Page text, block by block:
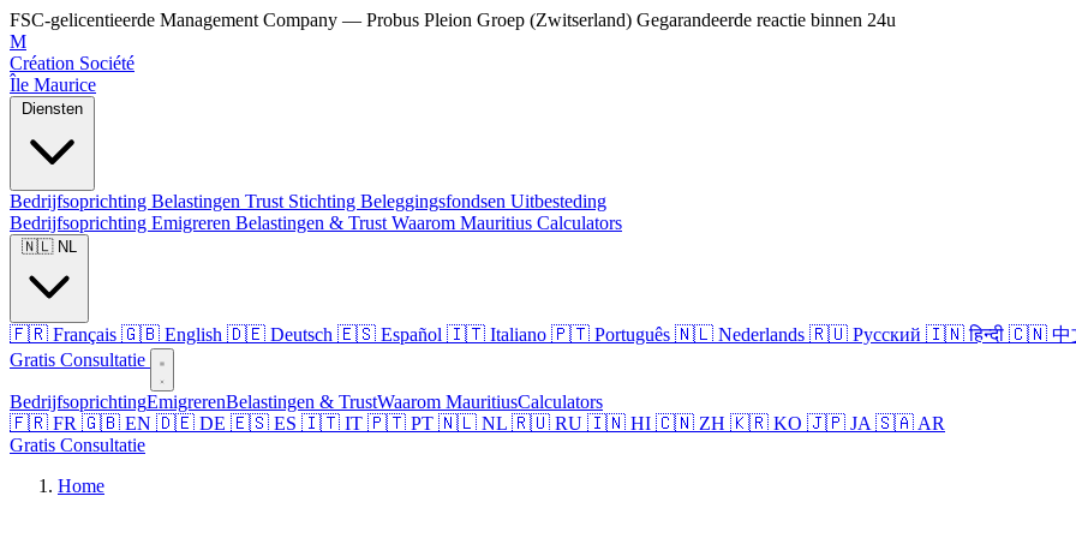
FSC-gelicentieerde Management Company — Probus Pleion Groep (Zwitserland) Gegarandeerde reactie binnen 24u
M
Création Société
Île Maurice
Bedrijfsoprichting Belastingen Trust Stichting Beleggingsfondsen Uitbesteding
Bedrijfsoprichting Emigreren Belastingen & Trust Waarom Mauritius Calculators
🇫🇷 Français 🇬🇧 English 🇩🇪 Deutsch 🇪🇸 Español 🇮🇹 Italiano 🇵🇹 Português 🇳🇱 Nederlands 🇷🇺 Русский 🇮🇳 हिन्दी 🇨🇳 中
Gratis Consultatie
BedrijfsoprichtingEmigrerenBelastingen & TrustWaarom MauritiusCalculators
🇫🇷 FR 🇬🇧 EN 🇩🇪 DE 🇪🇸 ES 🇮🇹 IT 🇵🇹 PT 🇳🇱 NL 🇷🇺 RU 🇮🇳 HI 🇨🇳 ZH 🇰🇷 KO 🇯🇵 JA 🇸🇦 AR
Gratis Consultatie
Home